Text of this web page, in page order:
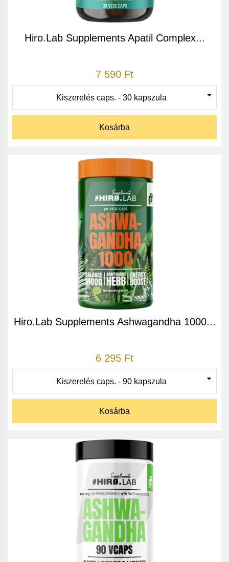
Hiro.Lab Supplements Apatil Complex...
7 590 Ft
Kosárba
Hiro.Lab Supplements Ashwagandha 1000...
6 295 Ft
Kosárba